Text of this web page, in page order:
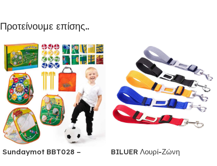
Προτείνουμε επίσης..
Sundaymot BBT028 –
BILUER Λουρί-Ζώνη